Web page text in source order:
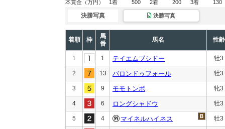
本賞金 （万円） 1着 500 2着 200 3着 130
決勝写真 決勝写真
着順 枠
馬
番
馬名 性齢
1 1 テイエムブシドー 牡3
2 13 バロンドゥフォール 牡3
3 9 モモトンボ 牝3
4 6 ロングシャドウ 牡3
5 4 マイネルハイネス 牡3